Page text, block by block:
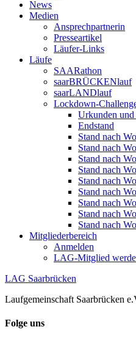
News
Medien
Ansprechpartnerin
Presseartikel
Läufer-Links
Läufe
SAARathon
saarBRÜCKENlauf
saarLANDlauf
Lockdown-
Urkunden und
Endstand
Stand nach
Stand nach
Stand nach
Stand nach
Stand nach
Stand nach
Stand nach
Stand nach
Stand nach
Mitgliederbereich
Anmelden
LAG-Mitglied
LAG Saarbrücken
Laufgemeinschaft Saarbrücken
Folge uns